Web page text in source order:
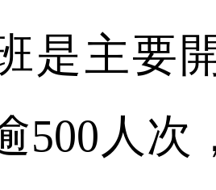
是主要
500人